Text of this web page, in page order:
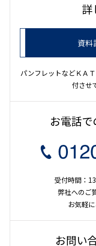
詳
資料
パンフレットなどＫＡ
付させ
お電話
受付時間：
弊社へのご
お気軽
お問い